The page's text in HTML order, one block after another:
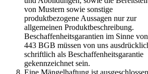
von Mustern sowie sonstige
produktbezogene Aussagen nur zur
allgemeinen Produktbeschreibung.
Beschaffenheitsgarantien im Sinne
443 BGB müssen von uns
schriftlich als Beschaffenheitsgarantie
gekennzeichnet sein.
Eine Mängelhaftung ist